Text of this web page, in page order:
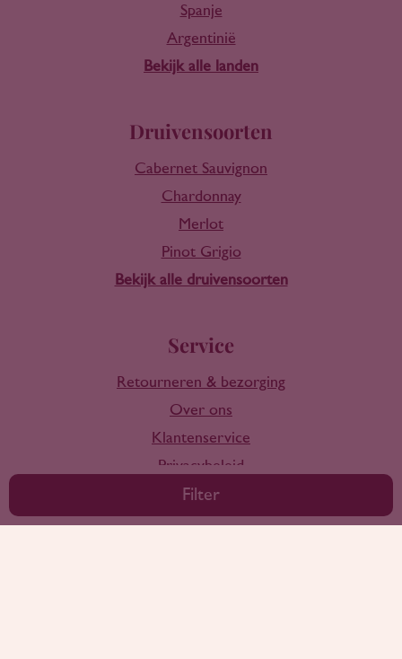
Filter
Spanje
Argentinië
Bekijk alle landen
Druivensoorten
Cabernet Sauvignon
Chardonnay
Merlot
Pinot Grigio
Bekijk alle druivensoorten
Service
Retourneren & bezorging
Over ons
Klantenservice
Privacybeleid
Algemene voorwaarden